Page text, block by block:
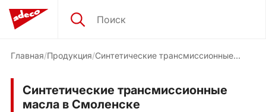
Главная Продукция Синтетические трансмиссионные
Синтетические трансмиссионные
масла в Смоленске